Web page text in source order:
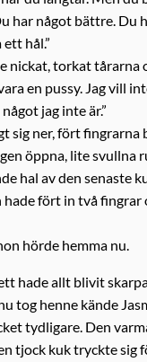
har något bättre. Du
hål.”
nickat, torkat tårarna
en pussy. Jag vill
jag inte är.”
sig ner, fört fingrarna
öppna, lite svullna
hal av den senaste
hade fört in två fingrar
hörde hemma nu.
hade allt blivit
tog henne kände
tydligare. Den
tjock kuk tryckte sig